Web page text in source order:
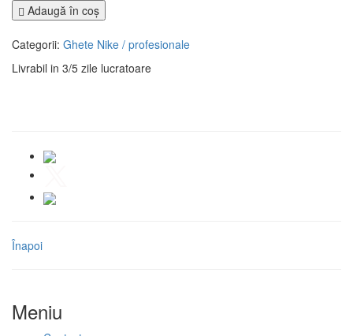
Adaugă în coş
Categorii: Ghete Nike / profesionale
Livrabil in 3/5 zile lucratoare
Înapoi
Meniu